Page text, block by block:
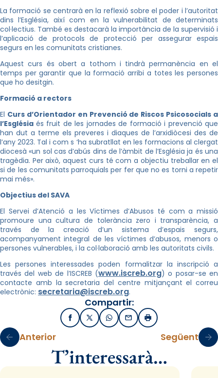
La formació se centrarà en la reflexió sobre el poder i l’autoritat
dins l’Església, així com en la vulnerabilitat de determinats
col·lectius. També es destacarà la importància de la supervisió i
l’aplicació de protocols de protecció per assegurar espais
segurs en les comunitats cristianes.
Aquest curs és obert a tothom i tindrà permanència en el
temps per garantir que la formació arribi a totes les persones
que ho desitgin.
Formació a rectors
El Curs d’Orientador en Prevenció de Riscos Psicosocials a
l’Església és fruit de les jornades de formació i prevenció que
han dut a terme els preveres i diaques de l’arxidiòcesi des de
l’any 2023. Tal i com s ‘ha subratllat en les formacions al clergat
diocesà «un sol cas d’abús dins de l’àmbit de l’Església ja és una
tragèdia. Per això, aquest curs té com a objectiu treballar en el
si de les comunitats parroquials per fer que no es torni a repetir
mai més».
Objectius del SAVA
El Servei d’Atenció a les Víctimes d’Abusos té com a missió
promoure una cultura de tolerància zero i transparència, a
través de la creació d’un sistema d’espais segurs,
acompanyament integral de les víctimes d’abusos, menors o
persones vulnerables, i la col·laboració amb les autoritats civils.
Les persones interessades poden formalitzar la inscripció a
través del web de l’ISCREB (www.iscreb.org) o posar-se en
contacte amb la secretaria del centre mitjançant el correu
electrònic: secretaria@iscreb.org.
Compartir:
FacebookX / TwitterWhatsApp
EmailImprimir
Anterior Següent
T’interessarà…